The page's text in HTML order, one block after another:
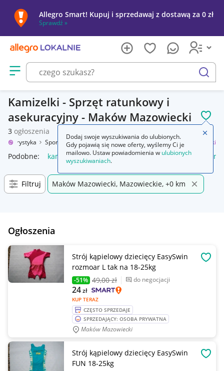
Allegro Smart! Kupuj i sprzedawaj z dostawą za 0 zł
Sprawdź »
Otwórz menu z kategoriami
szukaj
Kamizelki - Sprzęt ratunkowy i
asekuracyjny - Maków Mazowiecki
3 ogłoszenia
i turystyka Sporty wodne Sprzęt ratunkowy i asekuracyjny Kamizelki
Podobne: kamizelka kamizelka do pływania dla dzieci
Filtruj Maków Mazowiecki, Mazowieckie, +0 km
Ogłoszenia
Strój kąpielowy dziecięcy EasySwin
rozmoar L tak na 18-25kg
-51% 49,00 zł do negocjacji
KUP TERAZ
24zł
CZĘSTO SPRZEDAJE
SPRZEDAJĄCY: OSOBA PRYWATNA
Maków Mazowiecki
Strój kąpielowy dziecięcy EasySwin
FUN 18-25kg
Dodaj swoje wyszukiwania do ulubionych.
Gdy pojawią się nowe oferty, wyślemy Ci je
mailowo. Ustaw powiadomienia w ulubionych
wyszukiwaniach.